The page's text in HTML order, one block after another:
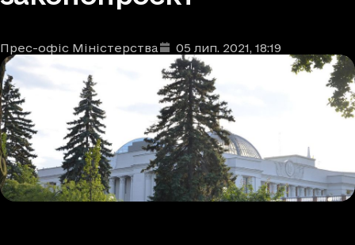
Автори
Прес-офіс Міністерства
Дата та час публікації: 05 лип. 2021, 18:19